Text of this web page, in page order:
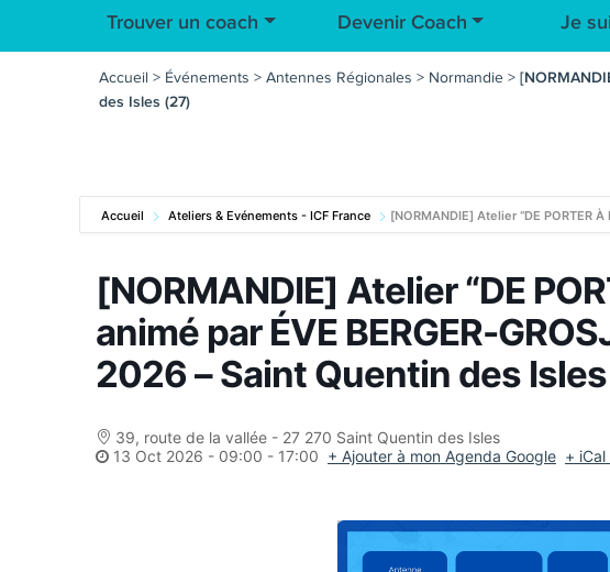
Trouver un coach Devenir Coach Je
Accueil > Événements > Antennes Régionales > Normandie>
des Isles (27)
Accueil Ateliers & Evénements - ICF France [NORMANDIE] Atelier “DE PORTER
[NORMANDIE] Atelier “DE
animé par ÉVE BERGER-
2026 – Saint Quentin des
39, route de la vallée - 27 270 Saint Quentin des Isles
13 Oct 2026 - 09:00 - 17:00 + Ajouter à mon Agenda Google +